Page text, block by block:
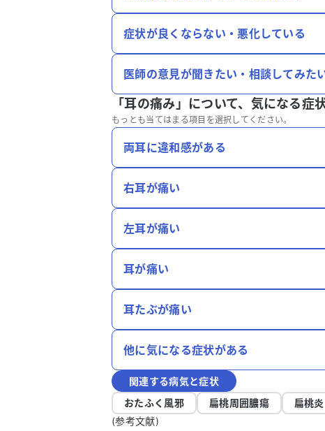
症状が良くならない・悪化している
医師の意見が聞きたい・相談してみた
「耳の痛み」について、 気になる症
もっとも当てはまる項目を選択してください。
両耳に違和感がある
右耳が痛い
左耳が痛い
耳が痛い
耳たぶが痛い
他に気になる症状がある
関連する病気と症状
おたふく風邪
扁桃周囲膿瘍 扁桃
(参考文献)